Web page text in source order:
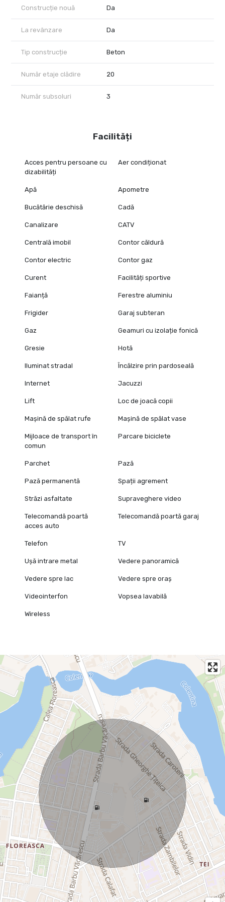
Construcție nouă Da
La revânzare Da
Tip construcție Beton
Număr etaje clădire 20
Număr subsoluri 3
Facilități
Acces pentru persoane cu
dizabilități
Aer condiționat
Apă Apometre
Bucătărie deschisă Cadă
Canalizare CATV
Centrală imobil Contor căldură
Contor electric Contor gaz
Curent Facilități sportive
Faianță Ferestre aluminiu
Frigider Garaj subteran
Gaz Geamuri cu izolație fonică
Gresie Hotă
Iluminat stradal Încălzire prin pardoseală
Internet Jacuzzi
Lift Loc de joacă copii
Mașină de spălat rufe Mașină de spălat vase
Mijloace de transport în
comun
Parcare biciclete
Parchet Pază
Pază permanentă Spații agrement
Străzi asfaltate Supraveghere video
Telecomandă poartă
acces auto
Telecomandă poartă garaj
Telefon TV
Ușă intrare metal Vedere panoramică
Vedere spre lac Vedere spre oraș
Videointerfon Vopsea lavabilă
Wireless